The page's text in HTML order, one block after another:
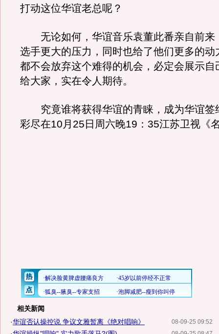
打动这位华谊老总呢？
无论如何，华谊音乐袁董此番亲自前来
选手更大的压力，同时也给了他们更多的动
都不会放弃这个难得的机会，必定会展示自
给大家，实在令人期待。
究竟谁将获得华谊的青睐，成为华谊签
彩尽在10月25日周六晚19：35江苏卫视《
相关新闻
08-09-25 09:52
·华谊否认操控说 争议文雅暂离《绝对唱响》